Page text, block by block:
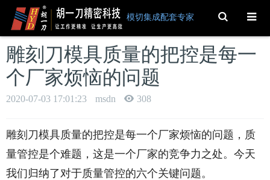
模切集成配套专家 Toggle
Search
雕刻刀模具质量的把控是每一
个厂家烦恼的问题
2020-07-03 17:01:23 msdn 308
雕刻刀模具质量的把控是每一个厂家烦恼的问题，质
量管控是个难题，这是一个厂家的竞争力之处。今天
我们归纳了对于质量管控的六个关键问题。